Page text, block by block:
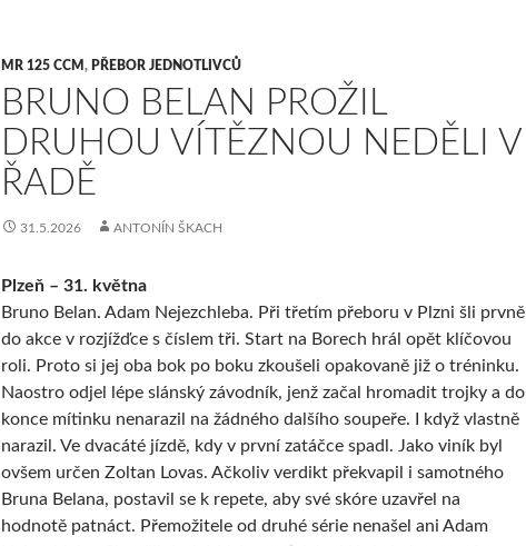
MR 125 CCM , PŘEBOR JEDNOTLIVCŮ
BRUNO BELAN PROŽIL
DRUHOU VÍTĚZNOU NEDĚLI V
ŘADĚ
31.5.2026 ANTONÍN ŠKACH
Plzeň – 31. května
Bruno Belan. Adam Nejezchleba. Při třetím přeboru v Plzni šli prvně
do akce v rozjížďce s číslem tři. Start na Borech hrál opět klíčovou
roli. Proto si jej oba bok po boku zkoušeli opakovaně již o tréninku.
Naostro odjel lépe slánský závodník, jenž začal hromadit trojky a do
konce mítinku nenarazil na žádného dalšího soupeře. I když vlastně
narazil. Ve dvacáté jízdě, kdy v první zatáčce spadl. Jako viník byl
ovšem určen Zoltan Lovas. Ačkoliv verdikt překvapil i samotného
Bruna Belana, postavil se k repete, aby své skóre uzavřel na
hodnotě patnáct. Přemožitele od druhé série nenašel ani Adam